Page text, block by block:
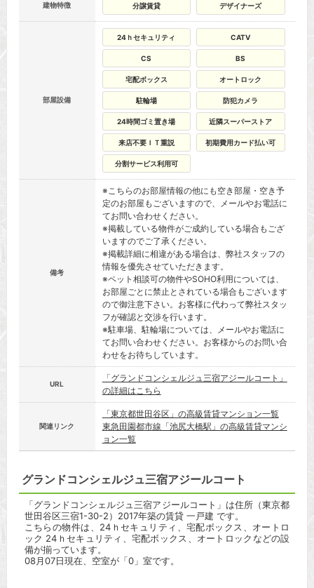
建物特徴 分譲賃貸 デザイナーズ
部屋設備
24ｈセキュリティ CATV
CS BS
宅配ボックス オートロック
駐輪場 防犯カメラ
24時間ゴミ置き場 近隣スーパーストア
来店不要ＩＴ重説 初期費用カード払い可
分割サービス利用可
備考
※こちらのお部屋情報の他にも空き部屋・空き予
定のお部屋もございますので、メールやお電話に
てお問い合わせください。
※掲載している物件がご成約している場合もござ
いますのでご了承ください。
※掲載詳細に相違がある場合は、弊社スタッフの
情報を優先させていただきます。
※ペット相談可の物件やSOHO利用については、
お部屋ごとに禁止とされている場合もございます
ので御注意下さい。お客様に代わって弊社スタッ
フが確認と交渉を行います。
※駐車場、駐輪場については、メールやお電話に
てお問い合わせください。お客様からのお問い合
わせをお待ちしています。
URL
「グランドコンシェルジュ三宿アジールコート」
の詳細はこちら
関連リンク
「東京都世田谷区」の高級賃貸マンション一覧
東急田園都市線「池尻大橋駅」の高級賃貸マンシ
ョン一覧
グランドコンシェルジュ三宿アジールコート
「グランドコンシェルジュ三宿アジールコート」は住所（東京都
世田谷区三宿1-30-2）2017年築の賃貸 一戸建 です。
こちらの物件は、24ｈセキュリティ、宅配ボックス、オートロ
ック 24ｈセキュリティ、宅配ボックス、オートロックなどの設
備が揃っています。
08月07日現在、空室が「0」室です。